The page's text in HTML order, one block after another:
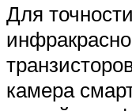
Для
камера